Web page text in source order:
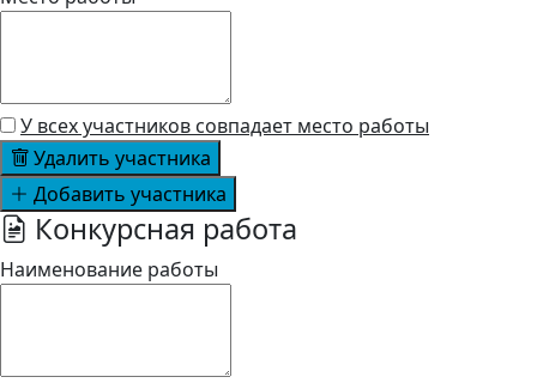
У всех участников совпадает место работы
Удалить участника
Добавить участника
Конкурсная работа
Наименование работы